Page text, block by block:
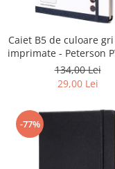
Caiet B5 de culoare
imprimate - Peterson
NOT-6-LN-Q1-8747
134,00 Lei
29,00 Lei
-77%